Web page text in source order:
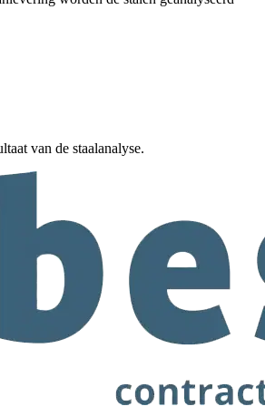
van de staalanalyse.